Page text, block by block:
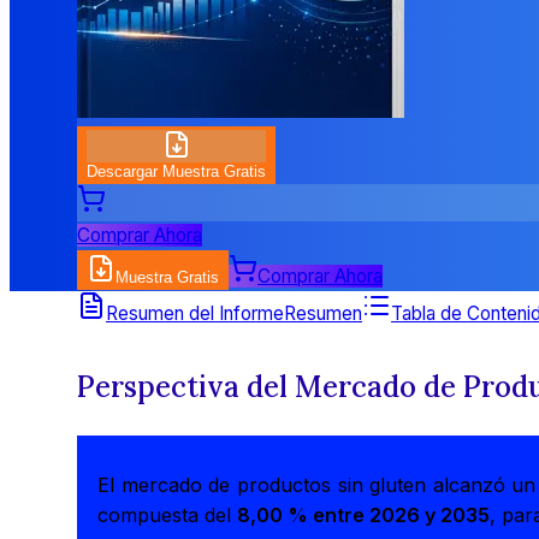
Descargar Muestra Gratis
Comprar Ahora
Muestra Gratis
Comprar Ahora
Resumen del InformeResumen Tabla de
Perspectiva del Mercado de
El mercado de productos sin gluten alcanzó
compuesta del 8,00 % entre 2026 y 2035,